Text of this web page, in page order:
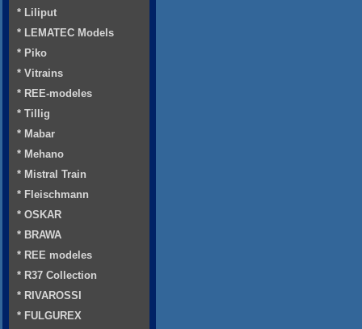
* Liliput
* LEMATEC Models
* Piko
* Vitrains
* REE-modeles
* Tillig
* Mabar
* Mehano
* Mistral Train
* Fleischmann
* OSKAR
* BRAWA
* REE modeles
* R37 Collection
* RIVAROSSI
* FULGUREX